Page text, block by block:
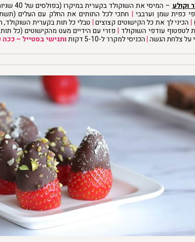
וקולע
– המיסי את
כפית שמן וערבבי | חתכי לכל התותים את החלק עם העלים
| הכיני לך את כל הקישוטים קצוצים| טבלי כל תות בקערית השוקולד,
לטפטוף עודפי השוקולד |פזרי עם הידיים מעט מהקישוטים (כל
על צלחת הגשה|הכניסי למקרר ל-5-10 דקות ותגישי בסטייל –